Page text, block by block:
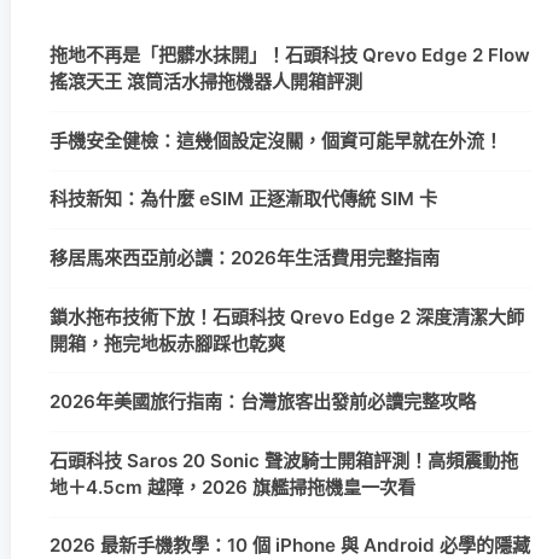
拖地不再是「把髒水抹開」！石頭科技 Qrevo Edge 2 Flow
搖滾天王 滾筒活水掃拖機器人開箱評測
手機安全健檢：這幾個設定沒關，個資可能早就在外流！
科技新知：為什麼 eSIM 正逐漸取代傳統 SIM 卡
移居馬來西亞前必讀：2026年生活費用完整指南
鎖水拖布技術下放！石頭科技 Qrevo Edge 2 深度清潔大師
開箱，拖完地板赤腳踩也乾爽
2026年美國旅行指南：台灣旅客出發前必讀完整攻略
石頭科技 Saros 20 Sonic 聲波騎士開箱評測！高頻震動拖
地＋4.5cm 越障，2026 旗艦掃拖機皇一次看
2026 最新手機教學：10 個 iPhone 與 Android 必學的隱藏